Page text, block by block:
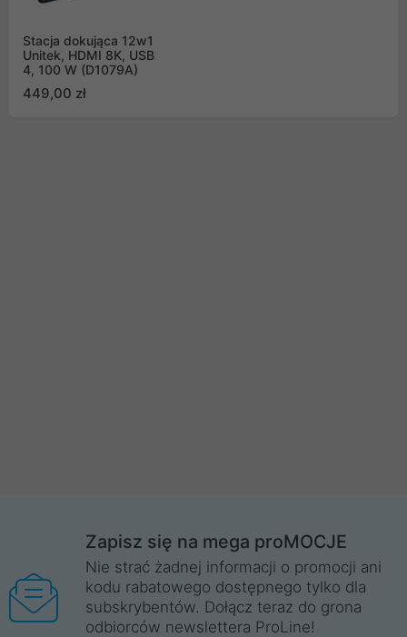
Stacja dokująca 12w1
Unitek, HDMI 8K, USB
4, 100 W (D1079A)
449,00 zł
Zapisz się na mega proMOCJE
Nie strać żadnej informacji o promocji ani
kodu rabatowego dostępnego tylko dla
subskrybentów. Dołącz teraz do grona
odbiorców newslettera ProLine!